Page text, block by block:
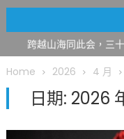
筝声与琴韵交汇：刘
跨越山海同此会，三
圆满举行
圣路易龙舟俱乐部5月
趣 + 水上竞速魅力
执掌密苏里植物园近
Home 2026 4 月
日期: 2026